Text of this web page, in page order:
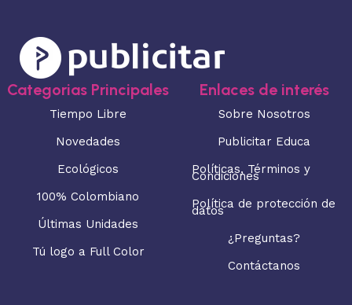
Categorias Principales
Tiempo Libre
Novedades
Ecológicos
100% Colombiano
Últimas Unidades
Tú logo a Full Color
Enlaces de interés
Sobre Nosotros
Publicitar Educa
Políticas, Términos y
Condiciones
Política de protección de
datos
¿Preguntas?
Contáctanos